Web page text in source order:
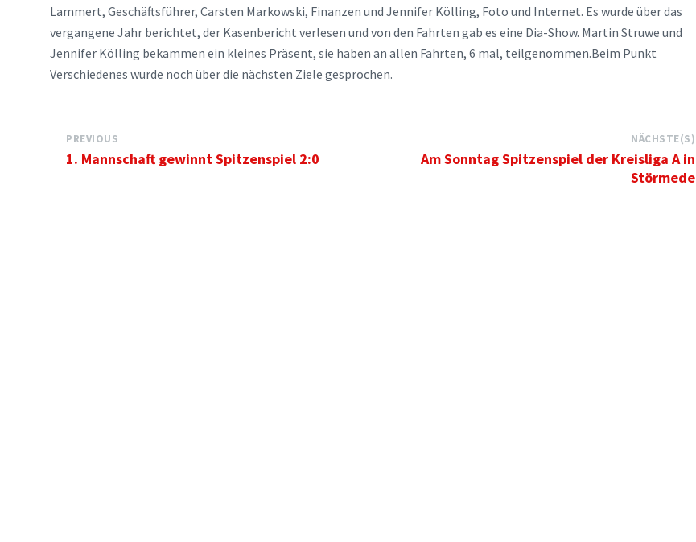
Lammert, Geschäftsführer, Carsten Markowski, Finanzen und Jennifer Kölling, Foto und Internet. Es wurde über das
vergangene Jahr berichtet, der Kasenbericht verlesen und von den Fahrten gab es eine Dia-Show. Martin Struwe und
Jennifer Kölling bekammen ein kleines Präsent, sie haben an allen Fahrten, 6 mal, teilgenommen.Beim Punkt
Verschiedenes wurde noch über die nächsten Ziele gesprochen.
PREVIOUS
1. Mannschaft gewinnt Spitzenspiel 2:0
NÄCHSTE(S)
Am Sonntag Spitzenspiel der Kreisliga A in
Störmede